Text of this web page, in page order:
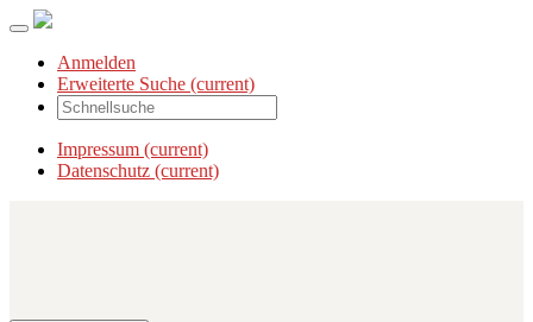
Anmelden
Erweiterte Suche (current)
Impressum (current)
Datenschutz (current)